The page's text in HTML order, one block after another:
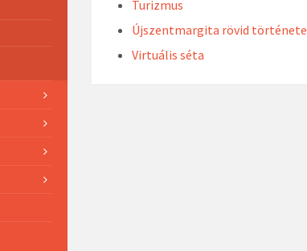
Turizmus
Újszentmargita rövid története
Virtuális séta